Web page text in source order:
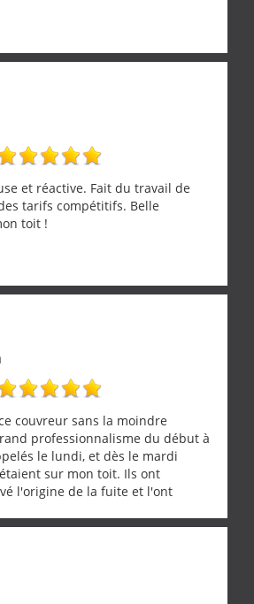
et réactive. Fait du travail de
tarifs compétitifs. Belle
toit !
couvreur sans la moindre
professionnalisme du début à
le lundi, et dès le mardi
sur mon toit. Ils ont
l'origine de la fuite et l'ont
réactive et compétente. C'est
de pouvoir compter sur des
Merci encore !